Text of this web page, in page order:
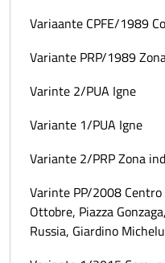
Variaante CPFE/1989
Variante PRP/1989
Varinte 2/PUA Igne
Variante 1/PUA Igne
Variante 2/PRP Zona
Varinte PP/2008 Centro
Ottobre, Piazza
Russia, Giardino